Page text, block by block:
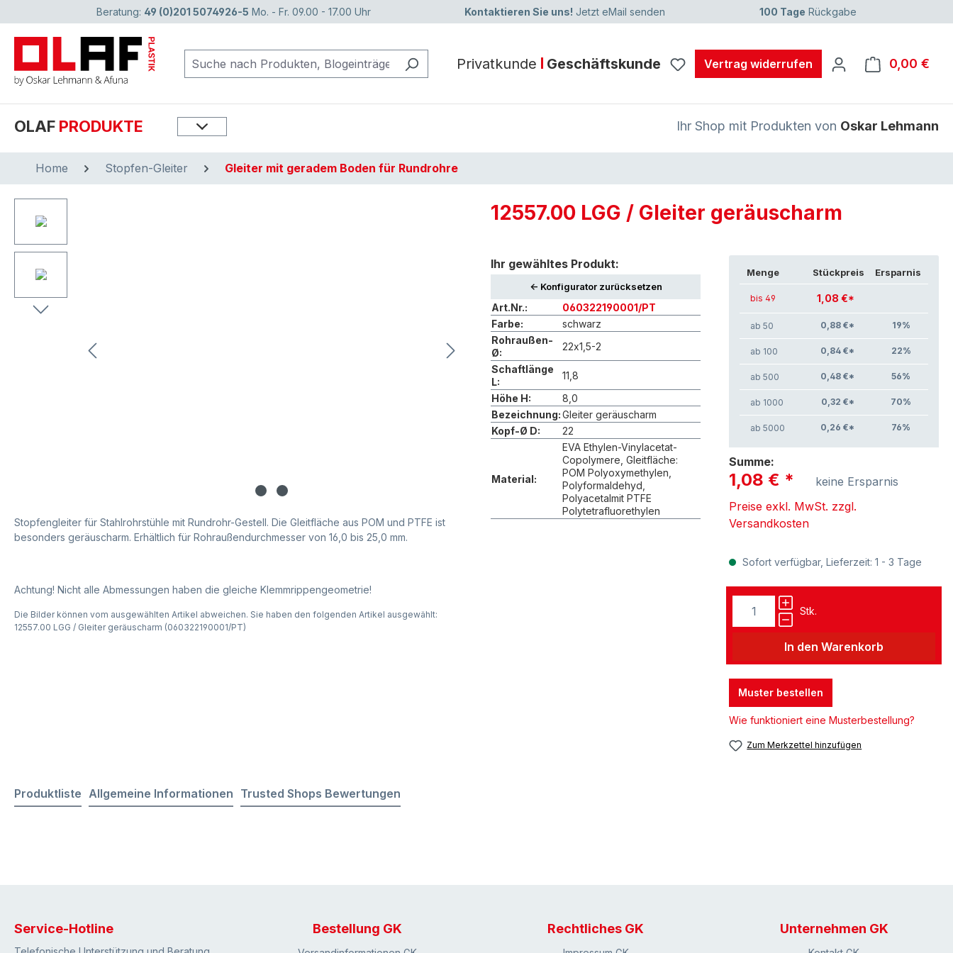
Zur Hauptnavigation springen
Beratung: 49 (0)201 5074926-5 Mo. - Fr. 09.00 - 17.00 Uhr Kontaktieren Sie uns! Jetzt eMail senden 100 Tage Rückgabe
Privatkunde Geschäftskunde Vertrag widerrufen 0,00 €
OLAF PRODUKTE Ihr Shop mit Produkten von Oskar Lehmann
Home Stopfen-Gleiter Gleiter mit geradem Boden für Rundrohre
Stopfengleiter für Stahlrohrstühle mit Rundrohr-Gestell. Die Gleitfläche aus POM und PTFE ist
besonders geräuscharm. Erhältlich für Rohraußendurchmesser von 16,0 bis 25,0 mm.
Achtung! Nicht alle Abmessungen haben die gleiche Klemmrippengeometrie!
Die Bilder können vom ausgewählten Artikel abweichen. Sie haben den folgenden Artikel ausgewählt:
12557.00 LGG / Gleiter geräuscharm (060322190001/PT)
12557.00 LGG / Gleiter geräuscharm
Ihr gewähltes Produkt:
<- Konfigurator zurücksetzen
Art.Nr.:
060322190001/PT
Farbe:
schwarz
Rohraußen-
Ø:
22x1,5-2
Schaftlänge
L:
11,8
Höhe H:
8,0
Bezeichnung:Gleiter geräuscharm
Kopf-Ø D:
22
Material:
EVA Ethylen-Vinylacetat-
Copolymere, Gleitfläche:
POM Polyoxymethylen,
Polyformaldehyd,
Polyacetalmit PTFE
Polytetrafluorethylen
Menge Stückpreis Ersparnis
bis 49 1,08 €*
ab 50 0,88 €* 19%
ab 100 0,84 €* 22%
ab 500 0,48 €* 56%
ab 1000 0,32 €* 70%
ab 5000 0,26 €* 76%
Summe:
1,08 € *
keine Ersparnis
Preise exkl. MwSt. zzgl.
Versandkosten
Sofort verfügbar, Lieferzeit: 1 - 3 Tage
Stk.
In den Warenkorb
Muster bestellen
Wie funktioniert eine Musterbestellung?
Zum Merkzettel hinzufügen
Produktliste Allgemeine Informationen Trusted Shops Bewertungen
Service-Hotline Bestellung GK Rechtliches GK Unternehmen GK